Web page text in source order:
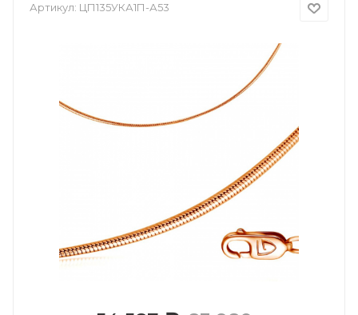
Артикул: ЦП135УКА1П-А53